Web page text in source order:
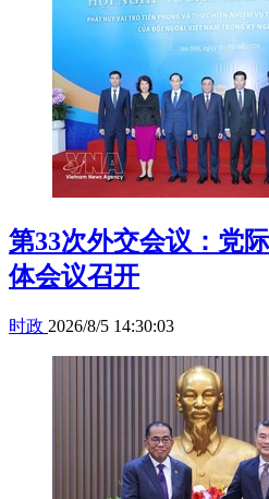
第33次外交会议：党
体会议召开
时政 2026/8/5 14:30:03